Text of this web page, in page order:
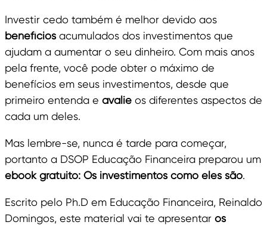
Investir cedo também é melhor devido aos
benefíciosacumulados dos investimentos que
ajudam a aumentar o seu dinheiro. Com mais anos
pela frente, você pode obter o máximo de
benefícios em seus investimentos, desde que
primeiro entenda e avalie os diferentes aspectos de
cada um deles.
Mas lembre-se, nunca é tarde para começar,
portanto a DSOP Educação Financeira preparou um
ebook gratuito: Os investimentos como eles são.
Escrito pelo Ph.D em Educação Financeira, Reinaldo
Domingos, este material vai te apresentar os